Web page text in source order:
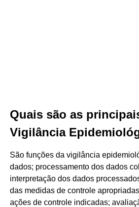
Quais são as
Vigilância
São funções da vigilância
dados; processamento dos dados
interpretação dos dados
das medidas de controle
ações de controle indicadas;